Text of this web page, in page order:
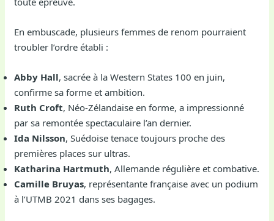
En embuscade, plusieurs femmes de renom pourraient
troubler l’ordre établi :
Abby Hall, sacrée à la Western States 100 en juin,
confirme sa forme et ambition.
Ruth Croft, Néo-Zélandaise en forme, a impressionné
par sa remontée spectaculaire l’an dernier.
Ida Nilsson, Suédoise tenace toujours proche des
premières places sur ultras.
Katharina Hartmuth, Allemande régulière et combative.
Camille Bruyas, représentante française avec un podium
à l’UTMB 2021 dans ses bagages.